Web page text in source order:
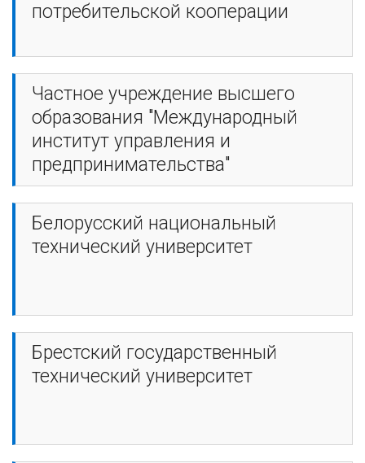
потребительской кооперации
Частное учреждение высшего
образования "Международный
институт управления и
предпринимательства"
Белорусский национальный
технический университет
Брестский государственный
технический университет